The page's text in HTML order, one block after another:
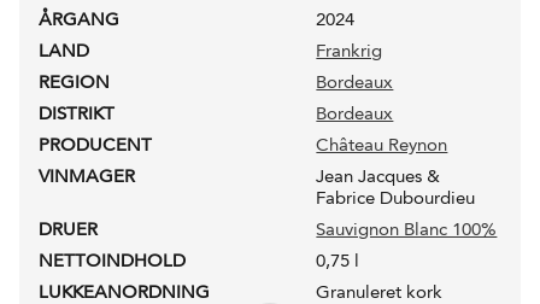
ÅRGANG
2024
LAND
Frankrig
REGION
Bordeaux
DISTRIKT
Bordeaux
PRODUCENT
Château Reynon
VINMAGER
Jean Jacques &
Fabrice Dubourdieu
DRUER
Sauvignon Blanc 100%
NETTOINDHOLD
0,75 l
LUKKEANORDNING
Granuleret kork